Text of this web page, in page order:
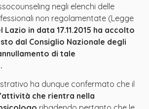
negli elenchi delle
non regolamentate (Legge
Lazio in data 17.11.2015 ha accolto
dal Consiglio Nazionale degli
di tale
ha dunque confermato che il
che rientra nella